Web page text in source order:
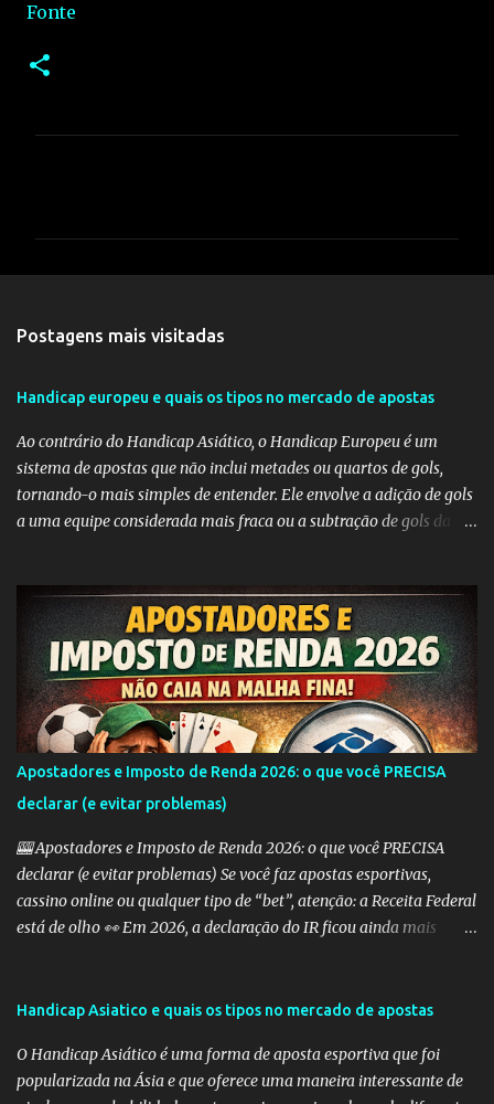
Fonte
o
s
Postagens mais visitadas
Handicap europeu e quais os tipos no mercado de apostas
Ao contrário do Handicap Asiático, o Handicap Europeu é um
sistema de apostas que não inclui metades ou quartos de gols,
tornando-o mais simples de entender. Ele envolve a adição de gols
a uma equipe considerada mais fraca ou a subtração de gols da
tornando-os mais atraentes para os apostadores. Aqui estão
alguns dos tipos mais comuns de Handicap Europeu no mercado
de apostas: Handicap Europeu +1: Nesta aposta, uma equipe é
considerada com uma vantagem de 1 gol antes mesmo do início do
jogo. Isso significa que, se a equipe perder por um gol de diferença,
a aposta é vencedora. Se houver um empate ou se a equipe ganhar,
a aposta também é vencedora. Handicap Europeu +2: Semelhante
ao exemplo anterior, aqui a equipe recebe uma vantagem de 2
gols. Isso significa que a aposta é vencedora se a equipe perder por
uma diferença de até 2 gols. Se a equipe perder por 3 ou m...
Apostadores e Imposto de Renda 2026: o que você PRECISA
declarar (e evitar problemas)
🎰 Apostadores e Imposto de Renda 2026: o que você PRECISA
declarar (e evitar problemas) Se você faz apostas esportivas,
cassino online ou qualquer tipo de “bet”, atenção: a Receita Federal
está de olho 👀 Em 2026, a declaração do IR ficou ainda mais
Qualquer ganho com apostas deve ser informado como: 👉
for legalizada no Brasil) ou 👉 “Rendimentos Recebidos do
Exterior” (se for site internacional) ⚠️ O maior erro dos
Handicap Asiatico e quais os tipos no mercado de apostas
O Handicap Asiático é uma forma de aposta esportiva que foi
popularizada na Ásia e que oferece uma maneira interessante de